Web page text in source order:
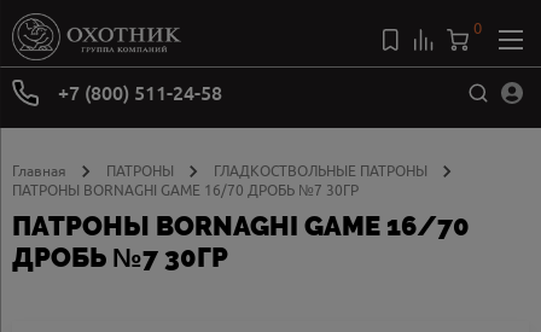
+7 (800) 511-24-58
0
Главная ПАТРОНЫ
ГЛАДКОСТВОЛЬНЫЕ ПАТРОНЫ
ПАТРОНЫ BORNAGHI GAME 16/70 ДРОБЬ №7 30ГР
ПАТРОНЫ BORNAGHI GAME 16/70
ДРОБЬ №7 30ГР